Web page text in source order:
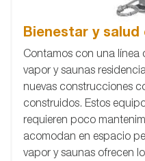
Bienestar y salud
Contamos con una línea
vapor y saunas
nuevas construcciones
construidos. Estos
requieren poco
acomodan en espacio
vapor y saunas ofrecen